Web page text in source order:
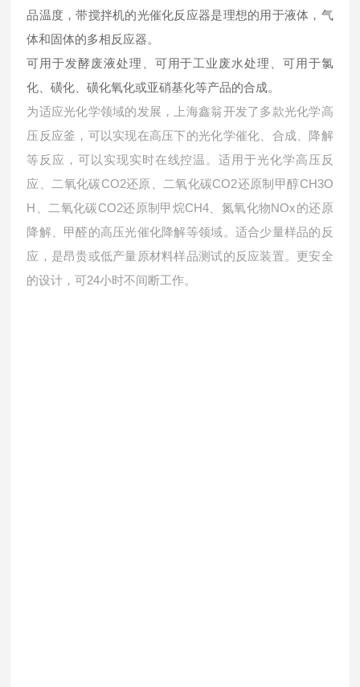
品温度，带搅拌机的光催化反应器是理想的用于液体，气
体和固体的多相反应器。
可用于发酵废液处理、可用于工业废水处理、可用于氯
化、磺化、磺化氧化或亚硝基化等产品的合成。
为适应光化学领域的发展，上海鑫翁开发了多款光化学高
压反应釜，可以实现在高压下的光化学催化、合成、降解
等反应，可以实现实时在线控温。适用于光化学高压反
应、二氧化碳CO2还原、二氧化碳CO2还原制甲醇CH3O
H、二氧化碳CO2还原制甲烷CH4、氮氧化物NOx的还原
降解、甲醛的高压光催化降解等领域。适合少量样品的反
应，是昂贵或低产量原材料样品测试的反应装置。更安全
的设计，可24小时不间断工作。